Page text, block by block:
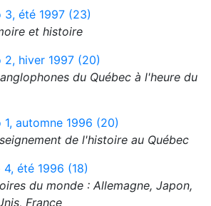
3, été 1997 (23)
et histoire
2, hiver 1997 (20)
du Québec à l'heure du
1, automne 1996 (20)
de l'histoire au Québec
été 1996 (18)
du monde : Allemagne, Japon,
France